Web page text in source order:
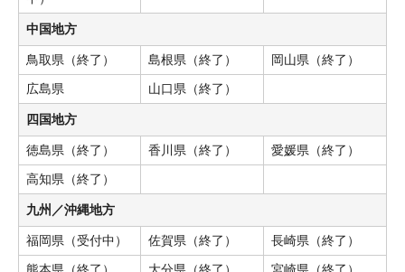
中国地方
鳥取県（終了） 島根県（終了）
岡山県（終了）
広島県
山口県（終了）
四国地方
徳島県（終了） 香川県（終了）
愛媛県（終了）
高知県（終了）
九州／沖縄地方
福岡県（受付中） 佐賀県（終了）
長崎県（終了）